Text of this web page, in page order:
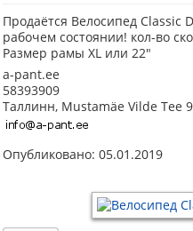
Продаётся Велосипед Classic
рабочем состоянии! кол-во
Размер рамы XL или 22"
a-pant.ee
58393909
Таллинн, Mustamäe Vilde Tee
Опубликовано: 05.01.2019